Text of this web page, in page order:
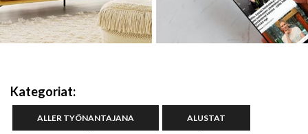
Kategoriat:
ALLER TYÖNANTAJANA ALUSTAT